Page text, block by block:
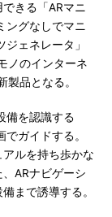
きる「ARマニ
ングなしでマニ
ェネレータ」
ノのインターネ
品となる。
備を認識する
ガイドする。
ルを持ち歩かな
ARナビゲーシ
まで誘導する。